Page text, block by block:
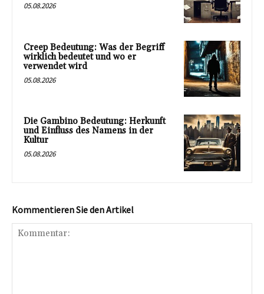
05.08.2026
Creep Bedeutung: Was der Begriff
wirklich bedeutet und wo er
verwendet wird
05.08.2026
Die Gambino Bedeutung: Herkunft
und Einfluss des Namens in der
Kultur
05.08.2026
Kommentieren Sie den Artikel